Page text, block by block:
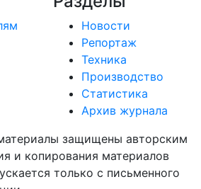
Новости
Репортаж
Техника
Производство
Статистика
Архив журнала
защищены авторским
и копирования материалов
только с письменного